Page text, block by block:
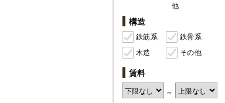
他
構造
鉄筋系
鉄骨系
木造
その他
賃料
～